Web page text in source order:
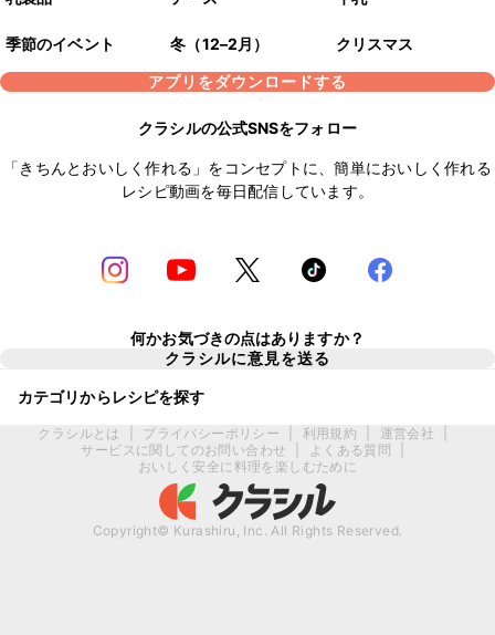
季節のイベント 冬（12–2月）
クリスマス
アプリをダウンロードする
クラシルの公式SNSをフォロー
「きちんとおいしく作れる」をコンセプトに、簡単においしく作れる
レシピ動画を毎日配信しています。
何かお気づきの点はありますか？
クラシルに意見を送る
カテゴリからレシピを探す
クラシルとは プライバシーポリシー 利用規約 運営会社
サービスに関してのお問い合わせ
よくある質問
おいしく安全に料理を楽しむために
Copyright© Kurashiru, Inc. All Rights Reserved.